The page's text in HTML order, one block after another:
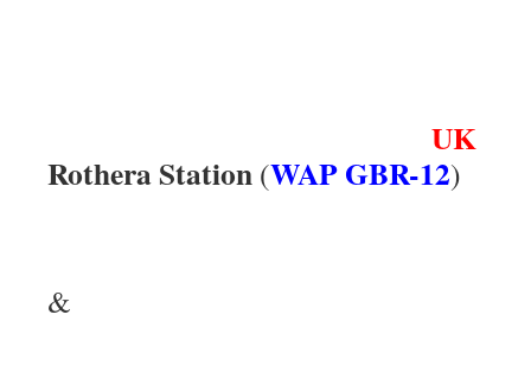
UK
Rothera Station (WAP GBR-12)
&